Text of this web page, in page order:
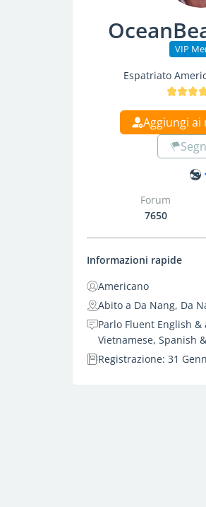
VIP
Espatriato
Aggiungi
Forum
7650
Informazioni rapide
Americano
Abito a Da Nang, Da
Parlo Fluent English
Vietnamese, Spanish
Registrazione: 31